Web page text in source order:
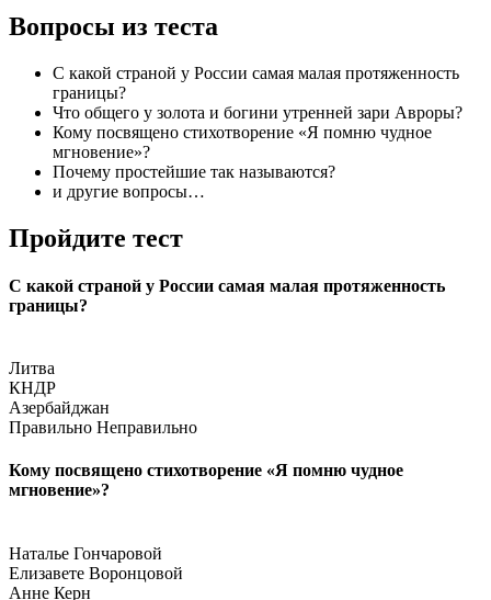
Вопросы из теста
С какой страной у России самая малая протяженность
границы?
Что общего у золота и богини утренней зари Авроры?
Кому посвящено стихотворение «Я помню чудное
мгновение»?
Почему простейшие так называются?
и другие вопросы…
Пройдите тест
С какой страной у России самая малая протяженность
границы?
Литва
КНДР
Азербайджан
Правильно Неправильно
Кому посвящено стихотворение «Я помню чудное
мгновение»?
Наталье Гончаровой
Елизавете Воронцовой
Анне Керн